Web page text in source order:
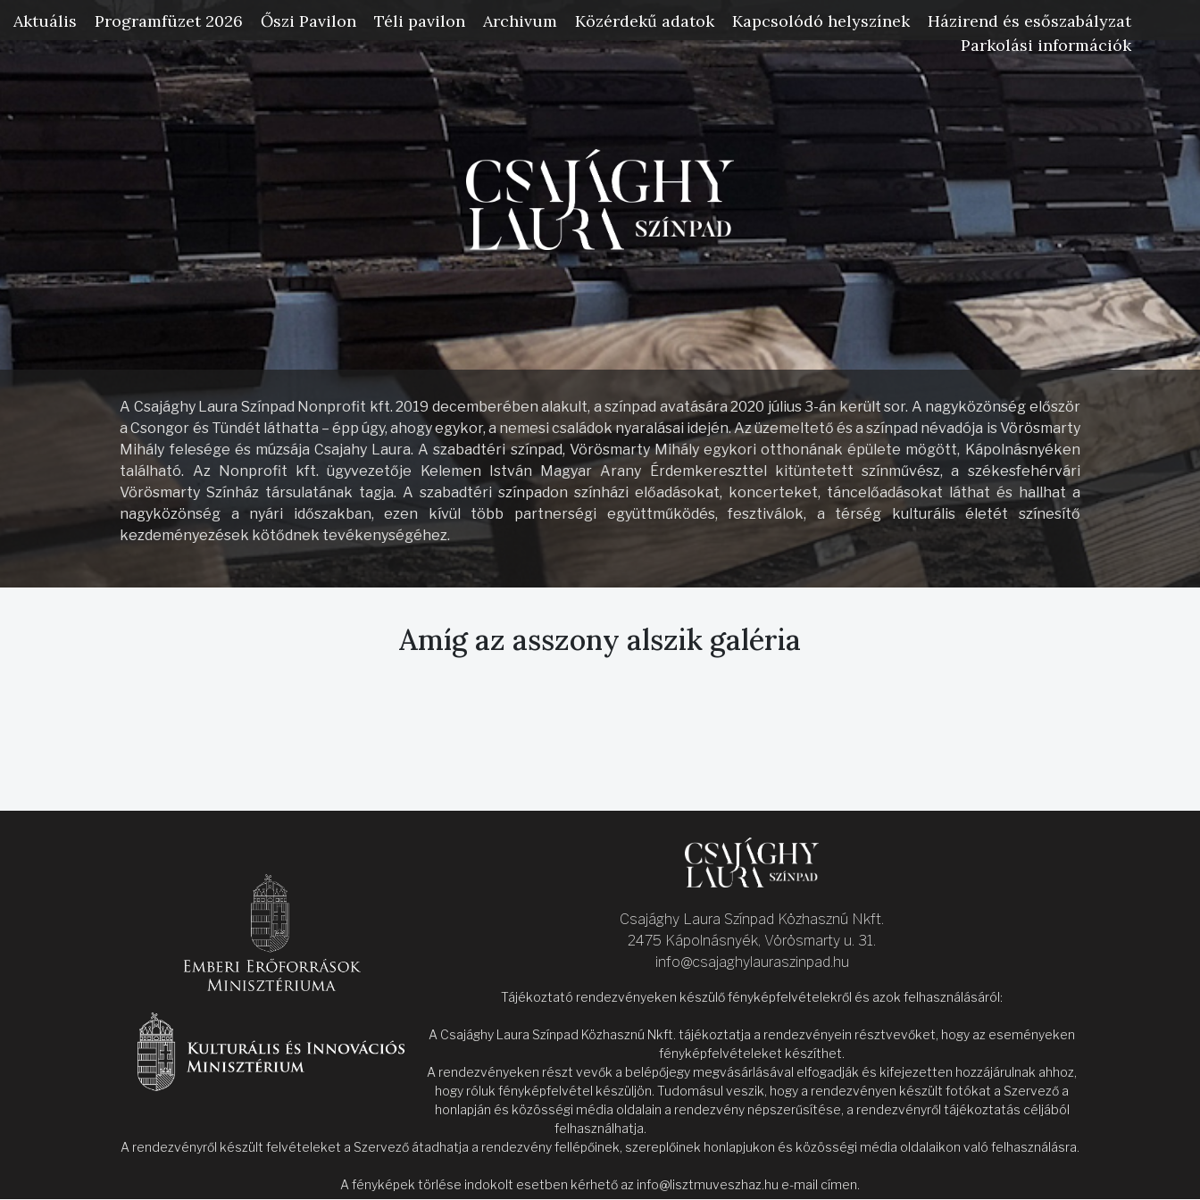
A Csajághy Laura Színpad Nonprofit kft. 2019 decemberében alakult, a színpad avatására 2020 július 3-án került sor. A nagyközönség először
a Csongor és Tündét láthatta – épp úgy, ahogy egykor, a nemesi családok nyaralásai idején. Az üzemeltető és a színpad névadója is Vörösmarty
Mihály felesége és múzsája Csajahy Laura. A szabadtéri színpad, Vörösmarty Mihály egykori otthonának épülete mögött, Kápolnásnyéken
található. Az Nonprofit kft. ügyvezetője Kelemen István Magyar Arany Érdemkereszttel kitüntetett színművész, a székesfehérvári
Vörösmarty Színház társulatának tagja. A szabadtéri színpadon színházi előadásokat, koncerteket, táncelőadásokat láthat és hallhat a
nagyközönség a nyári időszakban, ezen kívül több partnerségi együttműködés, fesztiválok, a térség kulturális életét színesítő
kezdeményezések kötődnek tevékenységéhez.
Aktuális Programfüzet 2026 Őszi Pavilon Téli pavilon Archivum Közérdekű adatok Kapcsolódó helyszínek
Házirend és esőszabályzat
Parkolási információk
Amíg az asszony alszik galéria
Csajághy Laura Színpad Közhasznú Nkft.
2475 Kápolnásnyék, Vörösmarty u. 31.
info@csajaghylauraszinpad.hu
Tájékoztató rendezvényeken készülő fényképfelvételekről és azok felhasználásáról:
A Csajághy Laura Színpad Közhasznú Nkft. tájékoztatja a rendezvényein résztvevőket, hogy az eseményeken
fényképfelvételeket készíthet.
A rendezvényeken részt vevők a belépőjegy megvásárlásával elfogadják és kifejezetten hozzájárulnak ahhoz,
hogy róluk fényképfelvétel készüljön. Tudomásul veszik, hogy a rendezvényen készült fotókat a Szervező a
honlapján és közösségi média oldalain a rendezvény népszerűsítése, a rendezvényről tájékoztatás céljából
felhasználhatja.
A rendezvényről készült felvételeket a Szervező átadhatja a rendezvény fellépőinek, szereplőinek honlapjukon és közösségi média oldalaikon való felhasználásra.
A fényképek törlése indokolt esetben kérhető az info@lisztmuveszhaz.hu e-mail címen.